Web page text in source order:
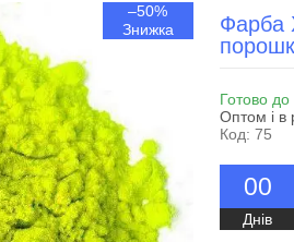
–50%
Фарба
Готово до
Оптом і в
Код: 75
00
Днів